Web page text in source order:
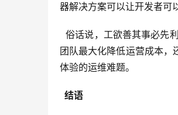
器解决方案可以让开发者可
俗话说，工欲善其事必先
团队最大化降低运营成本
体验的运维难题。
结语